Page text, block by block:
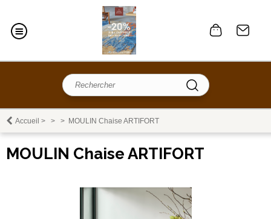
Accueil > > > MOULIN Chaise ARTIFORT
MOULIN Chaise ARTIFORT